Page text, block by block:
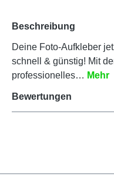
Beschreibung
Deine Foto-Aufkleber
schnell & günstig! Mit
professionelles… Mehr
Bewertungen